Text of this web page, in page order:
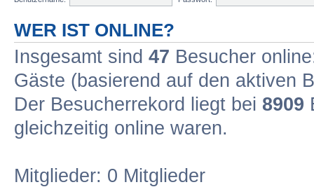
WER IST ONLINE?
Insgesamt sind 47 Besucher
Gäste (basierend auf den aktiven
Der Besucherrekord liegt bei 8909
gleichzeitig online waren.
Mitglieder: 0 Mitglieder